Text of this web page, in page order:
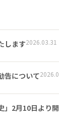
します2026.03.31
告について
」2月10日より